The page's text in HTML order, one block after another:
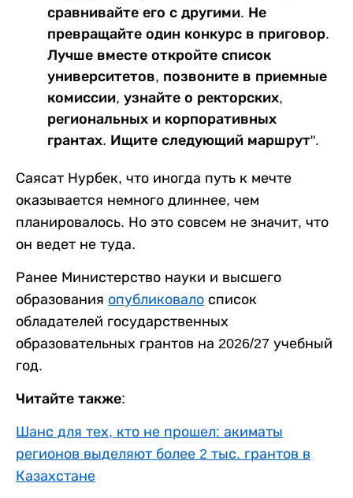
сравнивайте его с другими. Не
превращайте один конкурс в приговор.
Лучше вместе откройте список
университетов, позвоните в приемные
комиссии, узнайте о ректорских,
региональных и корпоративных
грантах. Ищите следующий маршрут".
Саясат Нурбек, что иногда путь к мечте
оказывается немного длиннее, чем
планировалось. Но это совсем не значит, что
он ведет не туда.
Ранее Министерство науки и высшего
образования опубликовало список
обладателей государственных
образовательных грантов на 2026/27 учебный
год.
Читайте также:
Шанс для тех, кто не прошел: акиматы
регионов выделяют более 2 тыс. грантов в
Казахстане